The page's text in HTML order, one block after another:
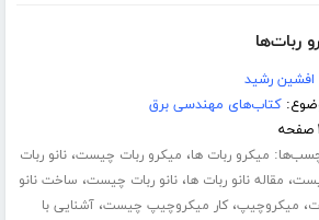
ربات‌ها
افشین رشید
کتاب‌های مهندسی برق
میکرو ربات ها، میکرو ربات چیست،نانو ربات
، مقاله نانو ربات ها،نانو ربات چیست، ساخت نانو
، میکروچیپ،کار میکروچیپ چیست،آشنایی با